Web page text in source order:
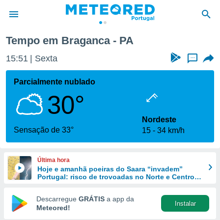
da
foi
fornecidas
a este
das
e
forma
digital
Tempo em Braganca - PA
15:51 Sexta ...
Parcialmente nublado
30°
Sensação de 33°
Nordeste
15
34 km/h
Última hora
Hoje e amanhã poeiras do Saara “invadem”
Portugal: risco de trovoadas no Norte e Centro
Descarregue GRÁTIS a app da
Meteored!
Instalar